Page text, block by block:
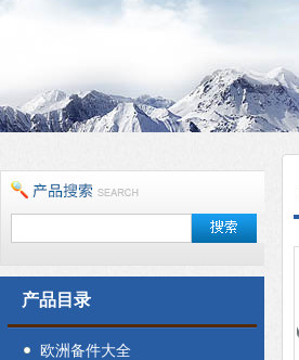
产品目录
欧洲备件大全